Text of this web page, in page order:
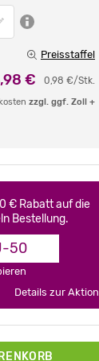
Preisstaffel
0,98 €/Stk.
€
zzgl. ggf. Zoll +
€ Rabatt auf die
Bestellung.
50
Details zur Aktion